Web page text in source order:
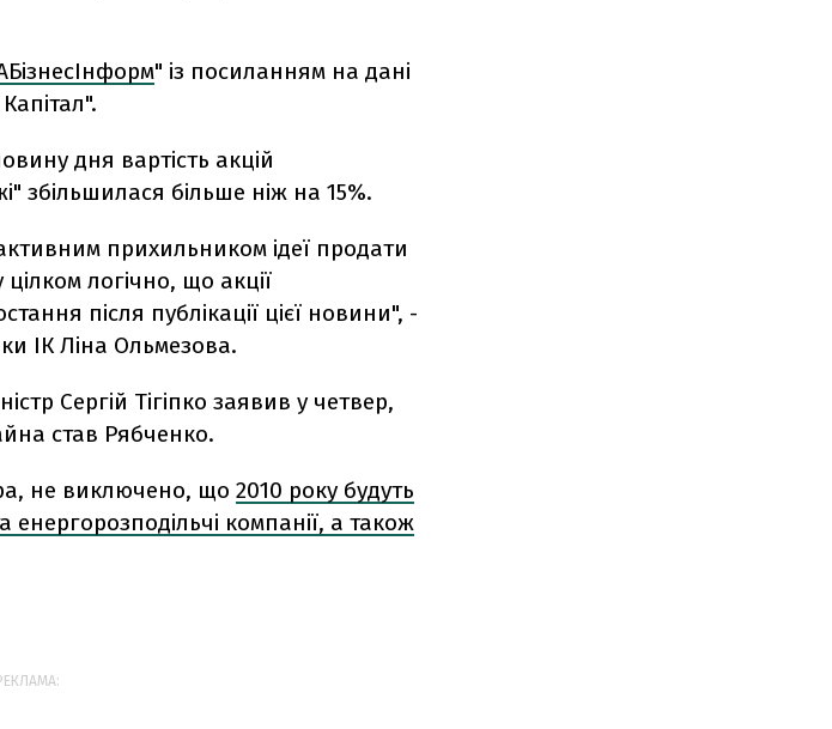
" із посиланням на дані
дня вартість акцій
збільшилася більше ніж на 15%.
прихильником ідеї продати
логічно, що акції
після публікації цієї новини", -
ІК Ліна Ольмезова.
Сергій Тігіпко заявив у четвер,
став Рябченко.
не виключено, що 2010 року будуть
енергорозподільчі компанії, а також